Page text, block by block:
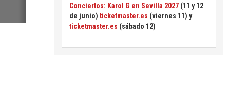
Conciertos: Karol G en Sevilla 2027 (11 y 12
de junio) ticketmaster.es (viernes 11) y
ticketmaster.es (sábado 12)